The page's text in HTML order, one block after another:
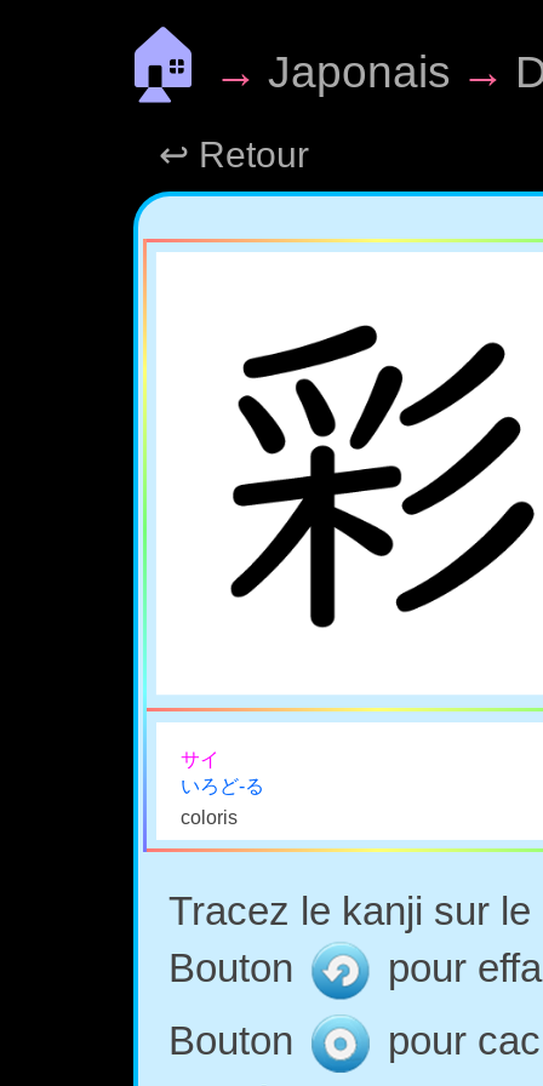
🏠 → Japonais →
↩ Retour
サイ
いろど-る
coloris
Tracez le kanji sur
Bouton
pour
Bouton
pour